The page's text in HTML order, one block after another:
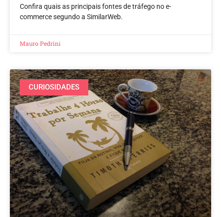
Confira quais as principais fontes de tráfego no e-
commerce segundo a SimilarWeb.
Mauro Pedrini
CURIOSIDADES